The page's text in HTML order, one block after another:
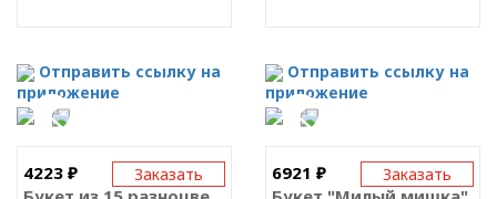
Отправить ссылку на
приложение
Отправить ссылку на
приложение
Заказать
6921 ₽
Заказать
4223 ₽